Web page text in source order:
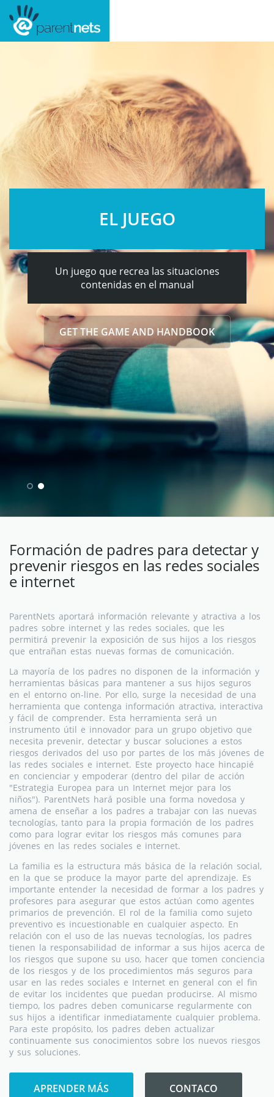
EL JUEGO
Un juego que recrea las situaciones
contenidas en el manual
GET THE GAME AND HANDBOOK
Formación de padres para detectar y
prevenir riesgos en las redes sociales
e internet
ParentNets aportará información relevante y atractiva a los
padres sobre internet y las redes sociales, que les
permitirá prevenir la exposición de sus hijos a los riesgos
que entrañan estas nuevas formas de comunicación.
La mayoría de los padres no disponen de la información y
herramientas básicas para mantener a sus hijos seguros
en el entorno on-line. Por ello, surge la necesidad de una
herramienta que contenga información atractiva, interactiva
y fácil de comprender. Esta herramienta será un
instrumento útil e innovador para un grupo objetivo que
necesita prevenir, detectar y buscar soluciones a estos
riesgos derivados del uso por partes de los más jóvenes de
las redes sociales e internet. Este proyecto hace hincapié
en concienciar y empoderar (dentro del pilar de acción
"Estrategia Europea para un Internet mejor para los
niños"). ParentNets hará posible una forma novedosa y
amena de enseñar a los padres a trabajar con las nuevas
tecnologías, tanto para la propia formación de los padres
como para lograr evitar los riesgos más comunes para
jóvenes en las redes sociales e internet.
La familia es la estructura más básica de la relación social,
en la que se produce la mayor parte del aprendizaje. Es
importante entender la necesidad de formar a los padres y
profesores para asegurar que estos actúan como agentes
primarios de prevención. El rol de la familia como sujeto
preventivo es incuestionable en cualquier aspecto. En
relación con el uso de las nuevas tecnologías, los padres
tienen la responsabilidad de informar a sus hijos acerca de
los riesgos que supone su uso, hacer que tomen conciencia
de los riesgos y de los procedimientos más seguros para
usar en las redes sociales e Internet en general con el fin
de evitar los incidentes que puedan producirse. Al mismo
tiempo, los padres deben comunicarse regularmente con
sus hijos a identificar inmediatamente cualquier problema.
Para este propósito, los padres deben actualizar
continuamente sus conocimientos sobre los nuevos riesgos
y sus soluciones.
APRENDER MÁS CONTACO